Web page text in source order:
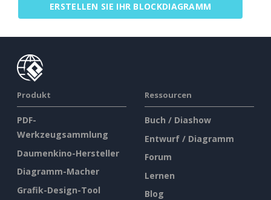
ERSTELLEN SIE IHR BLOCKDIAGRAMM
Produkt
PDF-
Werkzeugsammlung
Daumenkino-Hersteller
Diagramm-Macher
Grafik-Design-Tool
Ressourcen
Buch / Diashow
Entwurf / Diagramm
Forum
Lernen
Blog